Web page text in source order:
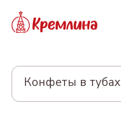
Конфеты в тубах